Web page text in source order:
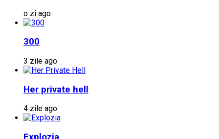
o zi ago
300
3 zile ago
Her private hell
4 zile ago